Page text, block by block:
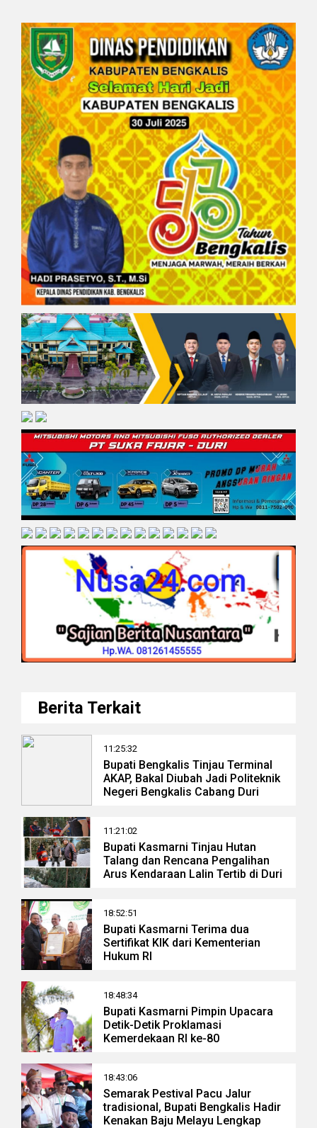
Berita Terkait
11:25:32
Bupati Bengkalis Tinjau Terminal
AKAP, Bakal Diubah Jadi Politeknik
Negeri Bengkalis Cabang Duri
11:21:02
Bupati Kasmarni Tinjau Hutan
Talang dan Rencana Pengalihan
Arus Kendaraan Lalin Tertib di Duri
18:52:51
Bupati Kasmarni Terima dua
Sertifikat KIK dari Kementerian
Hukum RI
18:48:34
Bupati Kasmarni Pimpin Upacara
Detik-Detik Proklamasi
Kemerdekaan RI ke-80
18:43:06
Semarak Pestival Pacu Jalur
tradisional, Bupati Bengkalis Hadir
Kenakan Baju Melayu Lengkap